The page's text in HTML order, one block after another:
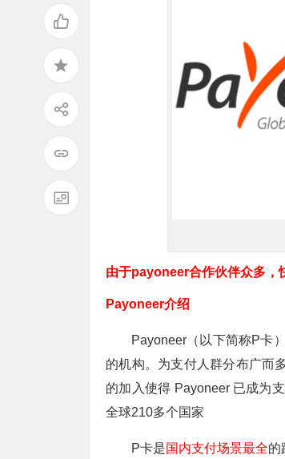
由于payoneer合作伙伴众多，
Payoneer介绍
Payoneer（以下简称P卡
的机构。为支付人群分布广而
的加入使得 Payoneer 已成为
全球210多个国家
P卡是国内支付场景最全的